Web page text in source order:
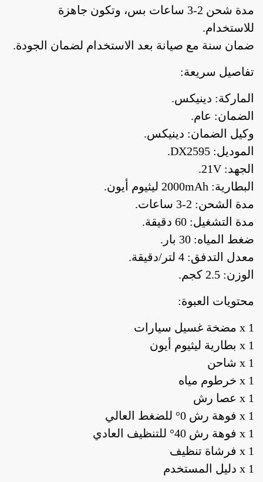
مدة شحن 2-3 ساعات بس، وتكون جاهزة
للاستخدام.
ضمان سنة مع صيانة بعد الاستخدام لضمان الجودة.
تفاصيل سريعة:
الماركة: دينيكس.
الضمان: عام.
وكيل الضمان: دينيكس.
الموديل: DX2595.
الجهد: 21V.
البطارية: 2000mAh ليثيوم أيون.
مدة الشحن: 2-3 ساعات.
مدة التشغيل: 60 دقيقة.
ضغط المياه: 30 بار.
معدل التدفق: 4 لتر/دقيقة.
الوزن: 2.5 كجم.
محتويات العبوة:
1 x مضخة غسيل سيارات
1 x بطارية ليثيوم أيون
1 x شاحن
1 x خرطوم مياه
1 x عصا رش
1 x فوهة رش 0° للضغط العالي
1 x فوهة رش 40° للتنظيف العادي
1 x فرشاة تنظيف
1 x دليل المستخدم